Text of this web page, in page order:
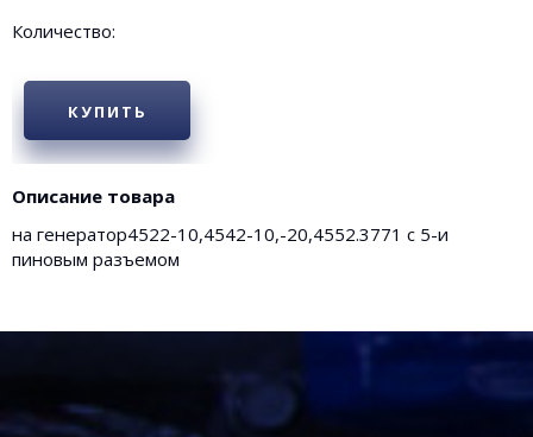
Количество:
КУПИТЬ
Описание товара
на генератор4522-10,4542-10,-20,4552.3771 с 5-и
пиновым разъемом